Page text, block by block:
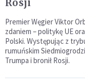
Rosji
Premier Węgier Viktor
zdaniem – politykę UE
Polski. Występując z
rumuńskim
Trumpa i bronił Rosji.